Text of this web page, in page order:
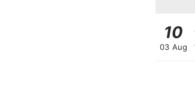
10
03 Aug